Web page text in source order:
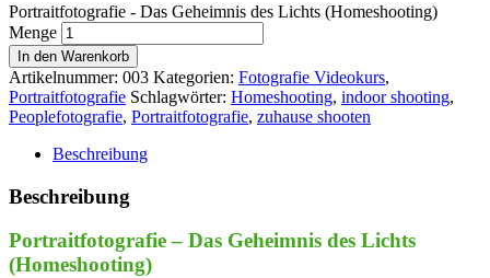
Portraitfotografie - Das Geheimnis des Lichts (Homeshooting)
Menge
In den Warenkorb
Artikelnummer: 003 Kategorien: Fotografie Videokurs,
Portraitfotografie Schlagwörter: Homeshooting, indoor shooting,
Peoplefotografie, Portraitfotografie, zuhause shooten
Beschreibung
Beschreibung
Portraitfotografie – Das Geheimnis des Lichts
(Homeshooting)